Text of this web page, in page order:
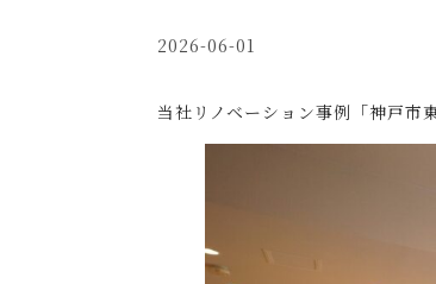
2026-06-01
当社リノベーション事例「神戸市